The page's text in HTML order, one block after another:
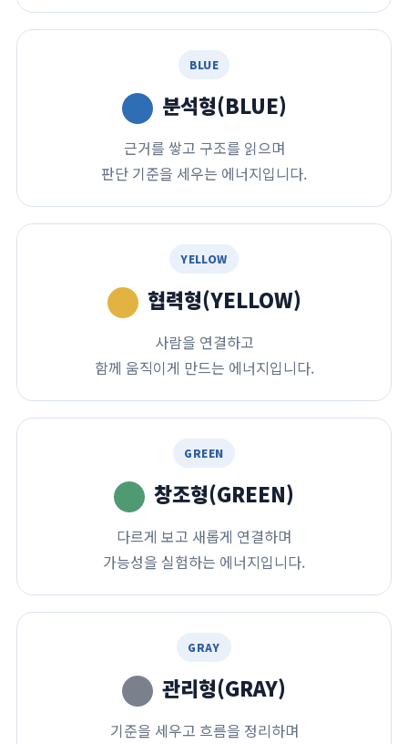
BLUE
분석형(BLUE)
근거를 쌓고 구조를 읽으며
판단 기준을 세우는 에너지입니다.
YELLOW
협력형(YELLOW)
사람을 연결하고
함께 움직이게 만드는 에너지입니다.
GREEN
창조형(GREEN)
다르게 보고 새롭게 연결하며
가능성을 실험하는 에너지입니다.
GRAY
관리형(GRAY)
기준을 세우고 흐름을 정리하며